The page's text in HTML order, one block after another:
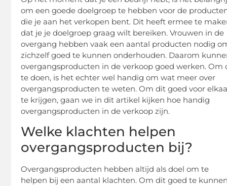
om een goede doelgroep te hebben voor de
die je aan het verkopen bent. Dit heeft ermee te
dat je je doelgroep graag wilt bereiken. Vrouwen in de
overgang hebben vaak een aantal producten nodig
zichzelf goed te kunnen onderhouden. Daarom
overgangsproducten in de verkoop goed werken. Om
te doen, is het echter wel handig om wat meer over
overgangsproducten te weten. Om dit goed voor
te krijgen, gaan we in dit artikel kijken hoe handig
overgangsproducten in de verkoop zijn.
Welke klachten helpen
overgangsproducten bij?
Overgangsproducten hebben altijd als doel om te
helpen bij een aantal klachten. Om dit goed te